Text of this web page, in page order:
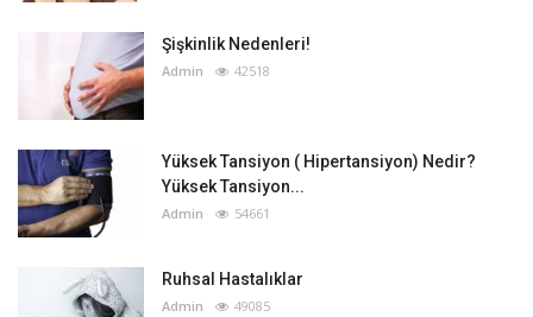
Şişkinlik Nedenleri!
Admin 42518
Yüksek Tansiyon ( Hipertansiyon) Nedir?
Yüksek Tansiyon...
Admin 54661
Ruhsal Hastalıklar
Admin 49085